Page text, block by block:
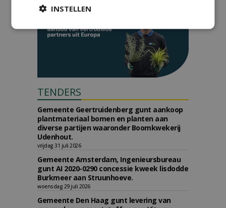
TENDERS
Gemeente Geertruidenberg gunt aankoop
plantmateriaal bomen en planten aan
diverse partijen waaronder Boomkwekerij
Udenhout.
vrijdag 31 juli 2026
Gemeente Amsterdam, Ingenieursbureau
gunt AI 2020-0290 concessie kweek lisdodde
Burkmeer aan Struunhoeve.
woensdag 29 juli 2026
Gemeente Den Haag gunt levering van
INSTELLEN